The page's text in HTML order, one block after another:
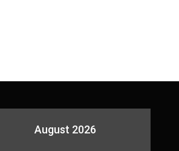
August 2026